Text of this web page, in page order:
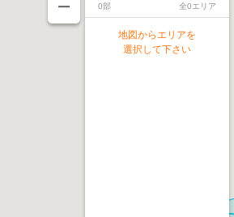
0部 全0エリア
地図からエリアを
選択して下さい